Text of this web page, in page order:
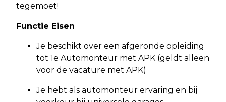
tegemoet!
Functie Eisen
Je beschikt over een afgeronde opleiding
tot 1e Automonteur met APK (geldt alleen
voor de vacature met APK)
Je hebt als automonteur ervaring en bij